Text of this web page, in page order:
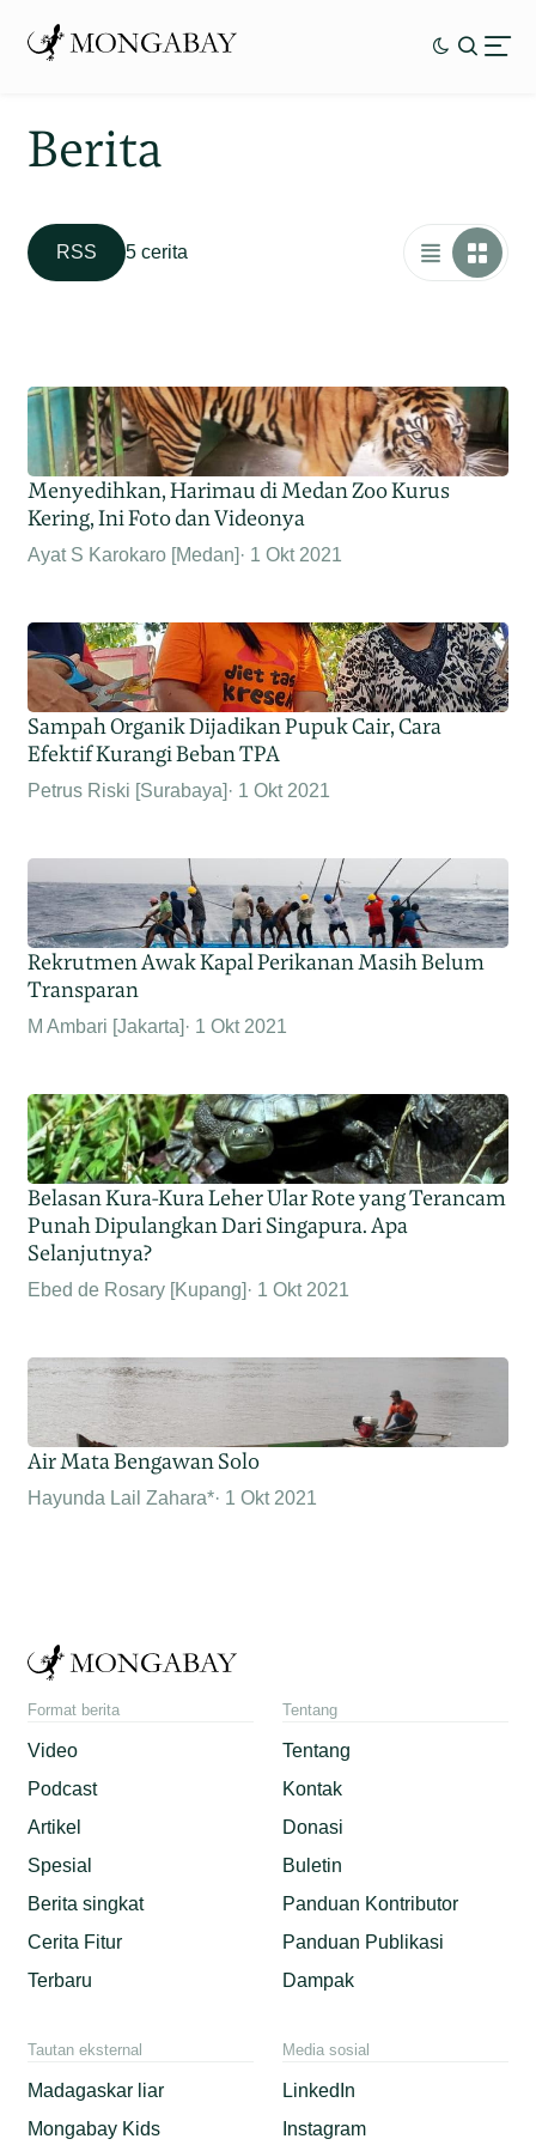
Berita
RSS 5 cerita
Menyedihkan, Harimau di Medan Zoo Kurus
Kering, Ini Foto dan Videonya
Ayat S Karokaro [Medan] 1 Okt 2021
Sampah Organik Dijadikan Pupuk Cair, Cara
Efektif Kurangi Beban TPA
Petrus Riski [Surabaya] 1 Okt 2021
Rekrutmen Awak Kapal Perikanan Masih Belum
Transparan
M Ambari [Jakarta] 1 Okt 2021
Belasan Kura-Kura Leher Ular Rote yang Terancam
Punah Dipulangkan Dari Singapura. Apa
Selanjutnya?
Ebed de Rosary [Kupang] 1 Okt 2021
Air Mata Bengawan Solo
Hayunda Lail Zahara* 1 Okt 2021
Format berita
Video
Podcast
Artikel
Spesial
Berita singkat
Cerita Fitur
Terbaru
Tentang
Tentang
Kontak
Donasi
Buletin
Panduan Kontributor
Panduan Publikasi
Dampak
Tautan eksternal
Madagaskar liar
Mongabay Kids
Media sosial
LinkedIn
Instagram